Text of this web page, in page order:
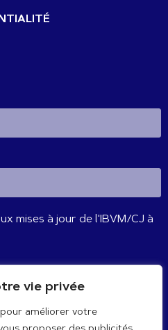
vie privée
améliorer votre
mises à jour de l'IBVM/CJ à